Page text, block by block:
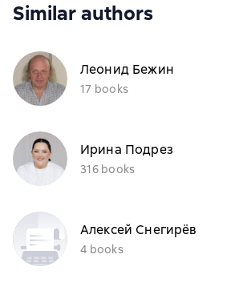
Similar authors
Леонид Бежин
17 books
Ирина Подрез
316 books
Алексей Снегирёв
4 books